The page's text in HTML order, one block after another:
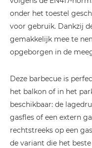
onder het toestel
voor gebruik. Dankzij
gemakkelijk mee te
opgeborgen in de
Deze barbecue is
het balkon of in het
beschikbaar: de
gasfles of een extern
rechtstreeks op een
de variant die het